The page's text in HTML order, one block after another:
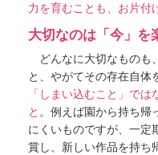
力を育むことも、お片付
大切なのは「今」を
どんなに大切なものも
と、やがてその存在自体
「しまい込むこと」で
と 。例えば園から持ち帰
にくいものですが、一定
賞し、新しい作品を持ち